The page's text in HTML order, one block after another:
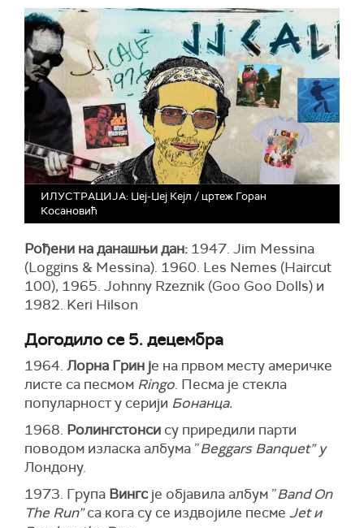
ИЛУСТРАЦИЈА: Џеј-Џеј Кејл / цртеж Горан
Косановић
Рођени на данашњи дан: 1947. Jim Messina
(Loggins & Messina). 1960. Les Nemes (Haircut
100), 1965. Johnny Rzeznik (Goo Goo Dolls) и
1982. Keri Hilson
Догодило се 5. децембра
1964. Лорна Грин је на првом месту америчке
листе са песмом Ringo. Песма је стекла
популарност у серији Бонанца.
1968. Ролингстонси су приредили парти
поводом изласка албума ”Beggars Banquet” у
Лондону.
1973. Група Вингс је објавила албум ”Band On
The Run”са кога су се издвојиле песме Jet и